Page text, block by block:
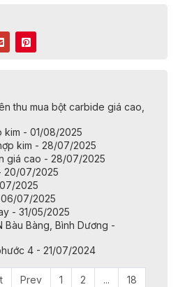
thu mua bột carbide giá cao,
kim - 01/08/2025
kim - 28/07/2025
giá cao - 28/07/2025
20/07/2025
2025
07/2025
- 31/05/2025
Bàu Bàng, Bình Dương -
4 - 21/07/2024
Prev 1 2 ... 18